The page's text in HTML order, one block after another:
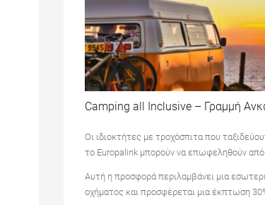
Camping all Inclusive – Γραμμή
Οι ιδιοκτήτες με τροχόσπιτα που
το Europalink μπορούν να επωφεληθούν
Αυτή η προσφορά περιλαμβάνει μια
οχήματος και προσφέρεται μια έκπτωση